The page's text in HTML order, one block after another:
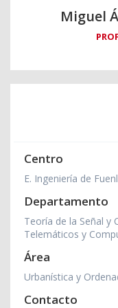
Miguel
Centro
E. Ingeniería de
Departamento
Teoría de la Señal y
Telemáticos y
Área
Urbanística y
Contacto